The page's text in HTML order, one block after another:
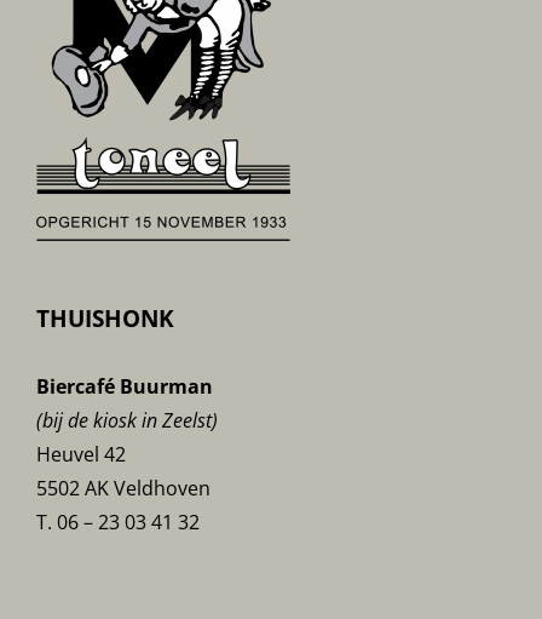
THUISHONK
Biercafé Buurman
(bij de kiosk in Zeelst)
Heuvel 42
5502 AK Veldhoven
T. 06 – 23 03 41 32